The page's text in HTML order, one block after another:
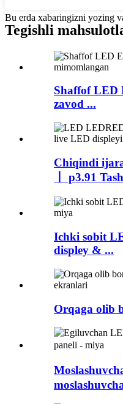
Bu erda xabaringizni yozing
Tegishli
Shaffof LED
zavod ...
Chiqindi
丨 p3.91
Ichki sobit
displey & ...
Orqaga olib